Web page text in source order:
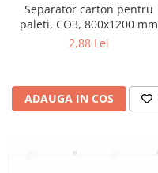
Separator carton pentru
paleti, CO3, 800x1200 mm
2,88 Lei
ADAUGA IN COS